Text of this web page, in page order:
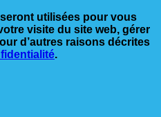
utilisées pour vous
visite du site web, gérer
d’autres raisons décrites
.